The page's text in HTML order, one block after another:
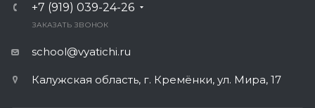
+7 (919) 039-24-26
ЗАКАЗАТЬ ЗВОНОК
school@vyatichi.ru
Калужская область, г. Кремёнки, ул. Мира, 17